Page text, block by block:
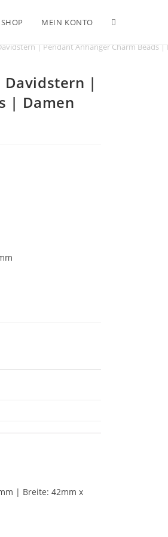
SHOP MEIN KONTO
| Pendant Anhänger Charm Beads |
Davidstern |
| Damen
| Breite: 42mm x